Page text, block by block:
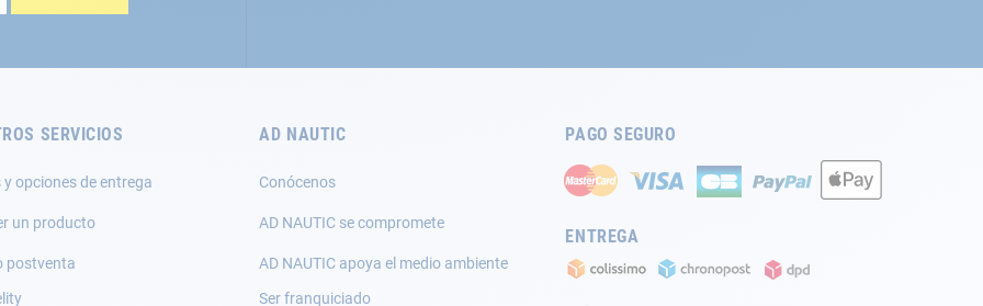
SERVICIOS
y opciones de entrega
un producto
postventa
AD NAUTIC
Conócenos
AD NAUTIC se compromete
AD NAUTIC apoya el medio ambiente
Ser franquiciado
PAGO SEGURO
ENTREGA